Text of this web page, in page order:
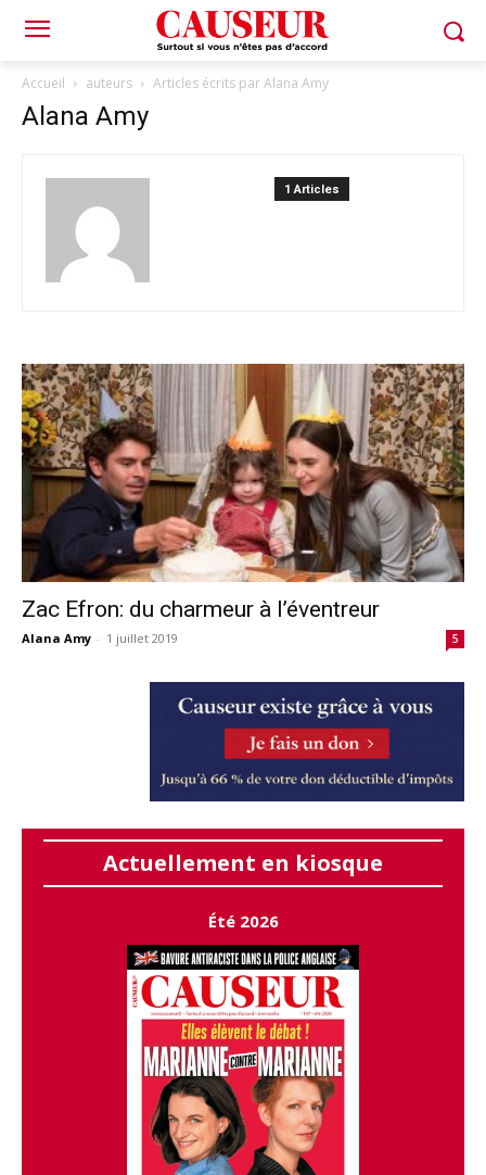
Accueil auteurs Articles écrits par Alana Amy
Alana Amy
1 Articles
Zac Efron: du charmeur à l’éventreur
Alana Amy - 1 juillet 2019 5
Actuellement en kiosque
Été 2026